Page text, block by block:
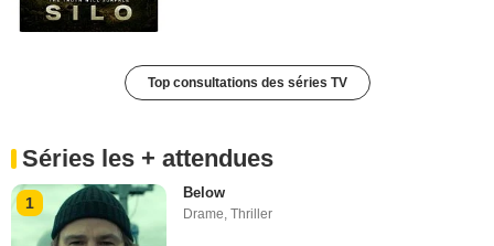
Top consultations des séries TV
Séries les + attendues
1
Below
Drame,Thriller